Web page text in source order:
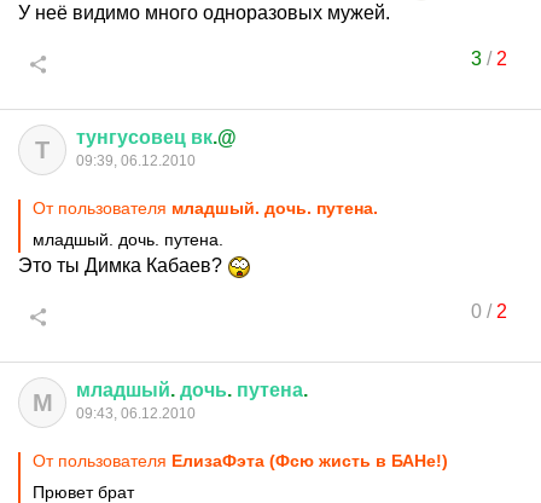
У неё видимо много одноразовых мужей.
3/ 2
Т тунгусовец вк.@
09:39, 06.12.2010
От пользователя младшый. дочь. путена.
младшый. дочь. путена.
Это ты Димка Кабаев?
0/ 2
М младшый. дочь. путена.
09:43, 06.12.2010
От пользователя ЕлизаФэта (Фсю жисть в БАНе!)
Прювет брат